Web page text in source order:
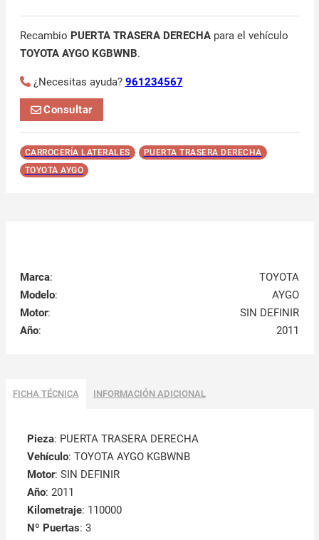
Recambio PUERTA TRASERA DERECHApara el vehículo
TOYOTA AYGO KGBWNB.
¿Necesitas ayuda? 961234567
Consultar
CARROCERÍA LATERALES
PUERTA TRASERA DERECHA
TOYOTA AYGO
Marca:
TOYOTA
Modelo:
AYGO
Motor:
SIN DEFINIR
Año: 2011
FICHA TÉCNICA INFORMACIÓN ADICIONAL
Pieza: PUERTA TRASERA DERECHA
Vehículo: TOYOTA AYGO KGBWNB
Motor: SIN DEFINIR
Año: 2011
Kilometraje: 110000
Nº Puertas: 3